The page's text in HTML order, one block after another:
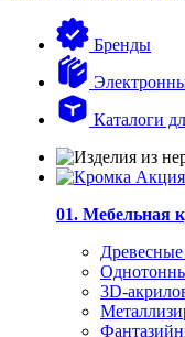
Бренды
Каталоги
01. Мебельная
3D-